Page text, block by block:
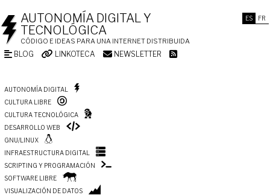
ES FR
AUTONOMÍA DIGITAL Y
TECNOLÓGICA
CÓDIGO E IDEAS PARA UNA INTERNET DISTRIBUIDA
BLOG LINKOTECA NEWSLETTER
AUTONOMÍA DIGITAL
CULTURA LIBRE
CULTURA TECNOLÓGICA
DESARROLLO WEB
GNU/LINUX
INFRAESTRUCTURA DIGITAL
SCRIPTING Y PROGRAMACIÓN
SOFTWARE LIBRE
VISUALIZACIÓN DE DATOS